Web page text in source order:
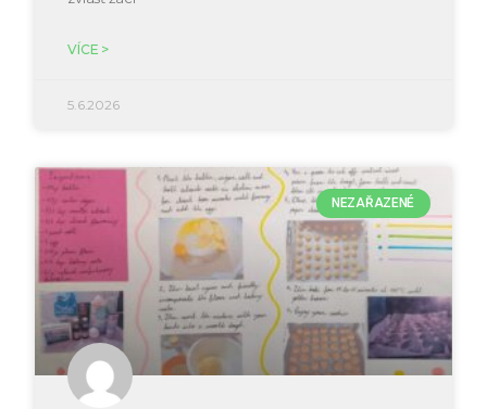
VÍCE >
5.6.2026
NEZAŘAZENÉ